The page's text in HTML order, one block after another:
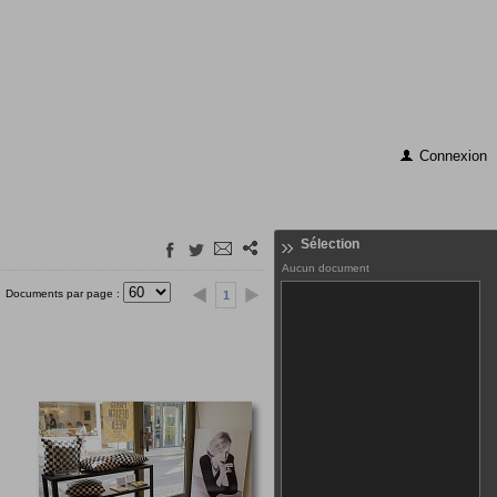
Connexion
1
Documents par page :
Aucun document
Sélection